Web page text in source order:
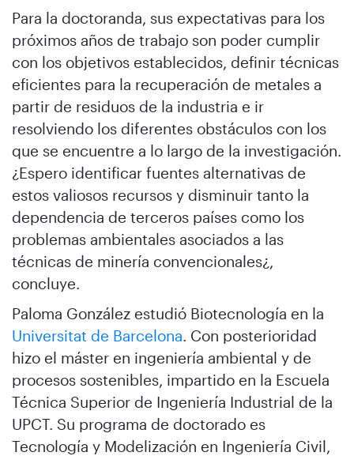
Para la doctoranda, sus expectativas para los
próximos años de trabajo son poder cumplir
con los objetivos establecidos, definir técnicas
eficientes para la recuperación de metales a
partir de residuos de la industria e ir
resolviendo los diferentes obstáculos con los
que se encuentre a lo largo de la investigación.
¿Espero identificar fuentes alternativas de
estos valiosos recursos y disminuir tanto la
dependencia de terceros países como los
problemas ambientales asociados a las
técnicas de minería convencionales¿,
concluye.
Paloma González estudió Biotecnología en la
Universitat de Barcelona. Con posterioridad
hizo el máster en ingeniería ambiental y de
procesos sostenibles, impartido en la Escuela
Técnica Superior de Ingeniería Industrial de la
UPCT. Su programa de doctorado es
Tecnología y Modelización en Ingeniería Civil,